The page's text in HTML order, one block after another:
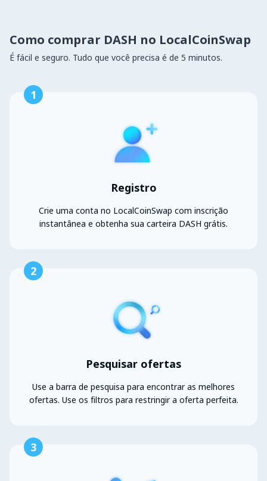
Como comprar DASH no LocalCoinSwap
É fácil e seguro. Tudo que você precisa é de 5 minutos.
1
Registro
Crie uma conta no LocalCoinSwap com inscrição
instantânea e obtenha sua carteira DASH grátis.
2
Pesquisar ofertas
Use a barra de pesquisa para encontrar as melhores
ofertas. Use os filtros para restringir a oferta perfeita.
3